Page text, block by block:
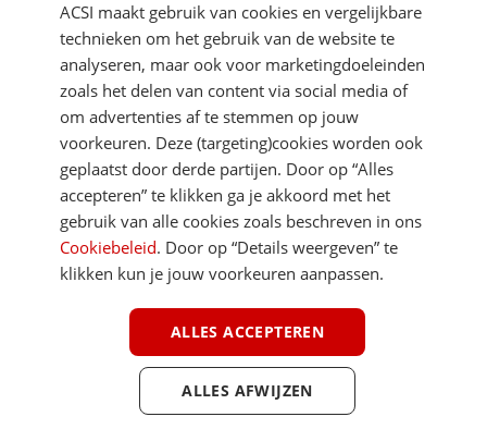
DIRECT NAAR
MEER ACSI FREELIFE
ACSI maakt gebruik van cookies en vergelijkbare
technieken om het gebruik van de website te
analyseren, maar ook voor marketingdoeleinden
zoals het delen van content via social media of
om advertenties af te stemmen op jouw
voorkeuren. Deze (targeting)cookies worden ook
geplaatst door derde partijen. Door op “Alles
accepteren” te klikken ga je akkoord met het
gebruik van alle cookies zoals beschreven in ons
Cookiebeleid. Door op “Details weergeven” te
klikken kun je jouw voorkeuren aanpassen.
ALLES ACCEPTEREN
ALLES AFWIJZEN